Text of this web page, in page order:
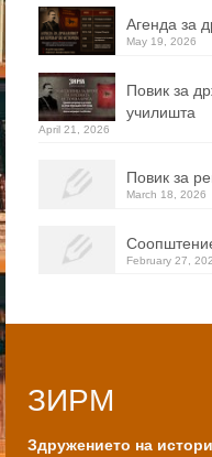
Агенда за
May 19, 2026
Повик за
училишта
April 21, 2026
Повик за
March 18, 2026
February 27,
ЗИРМ
Здружението на